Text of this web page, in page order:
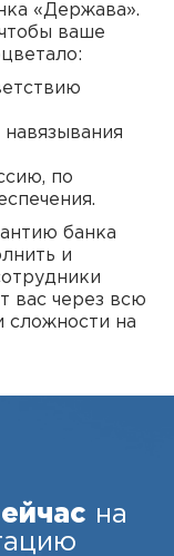
«Держава».
ваше
по
банка
и
вас через всю
сложности на
на